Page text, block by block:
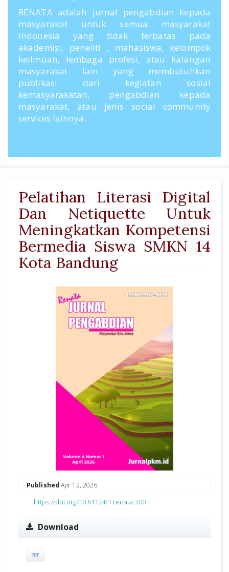
RENATA adalah jurnal pengabdian kepada
masyarakat untuk semua masyarakat
indonesia yang tidak terbatas pada
akademisi, peneliti , mahasiswa, kelompok
keilmuan, lembaga profesi, atau kalangan
masyarakat lain yang membutuhkan
publikasi dari kegiatan sosial
kemasyarakatan, pengabdian kepada
masyarakat, atau jenis social community
services lainnya.
Pelatihan Literasi Digital
Dan Netiquette Untuk
Meningkatkan Kompetensi
Bermedia Siswa SMKN 14
Kota Bandung
Published Apr 12, 2026
https://doi.org/10.61124/1.renata.300
Download
PDF